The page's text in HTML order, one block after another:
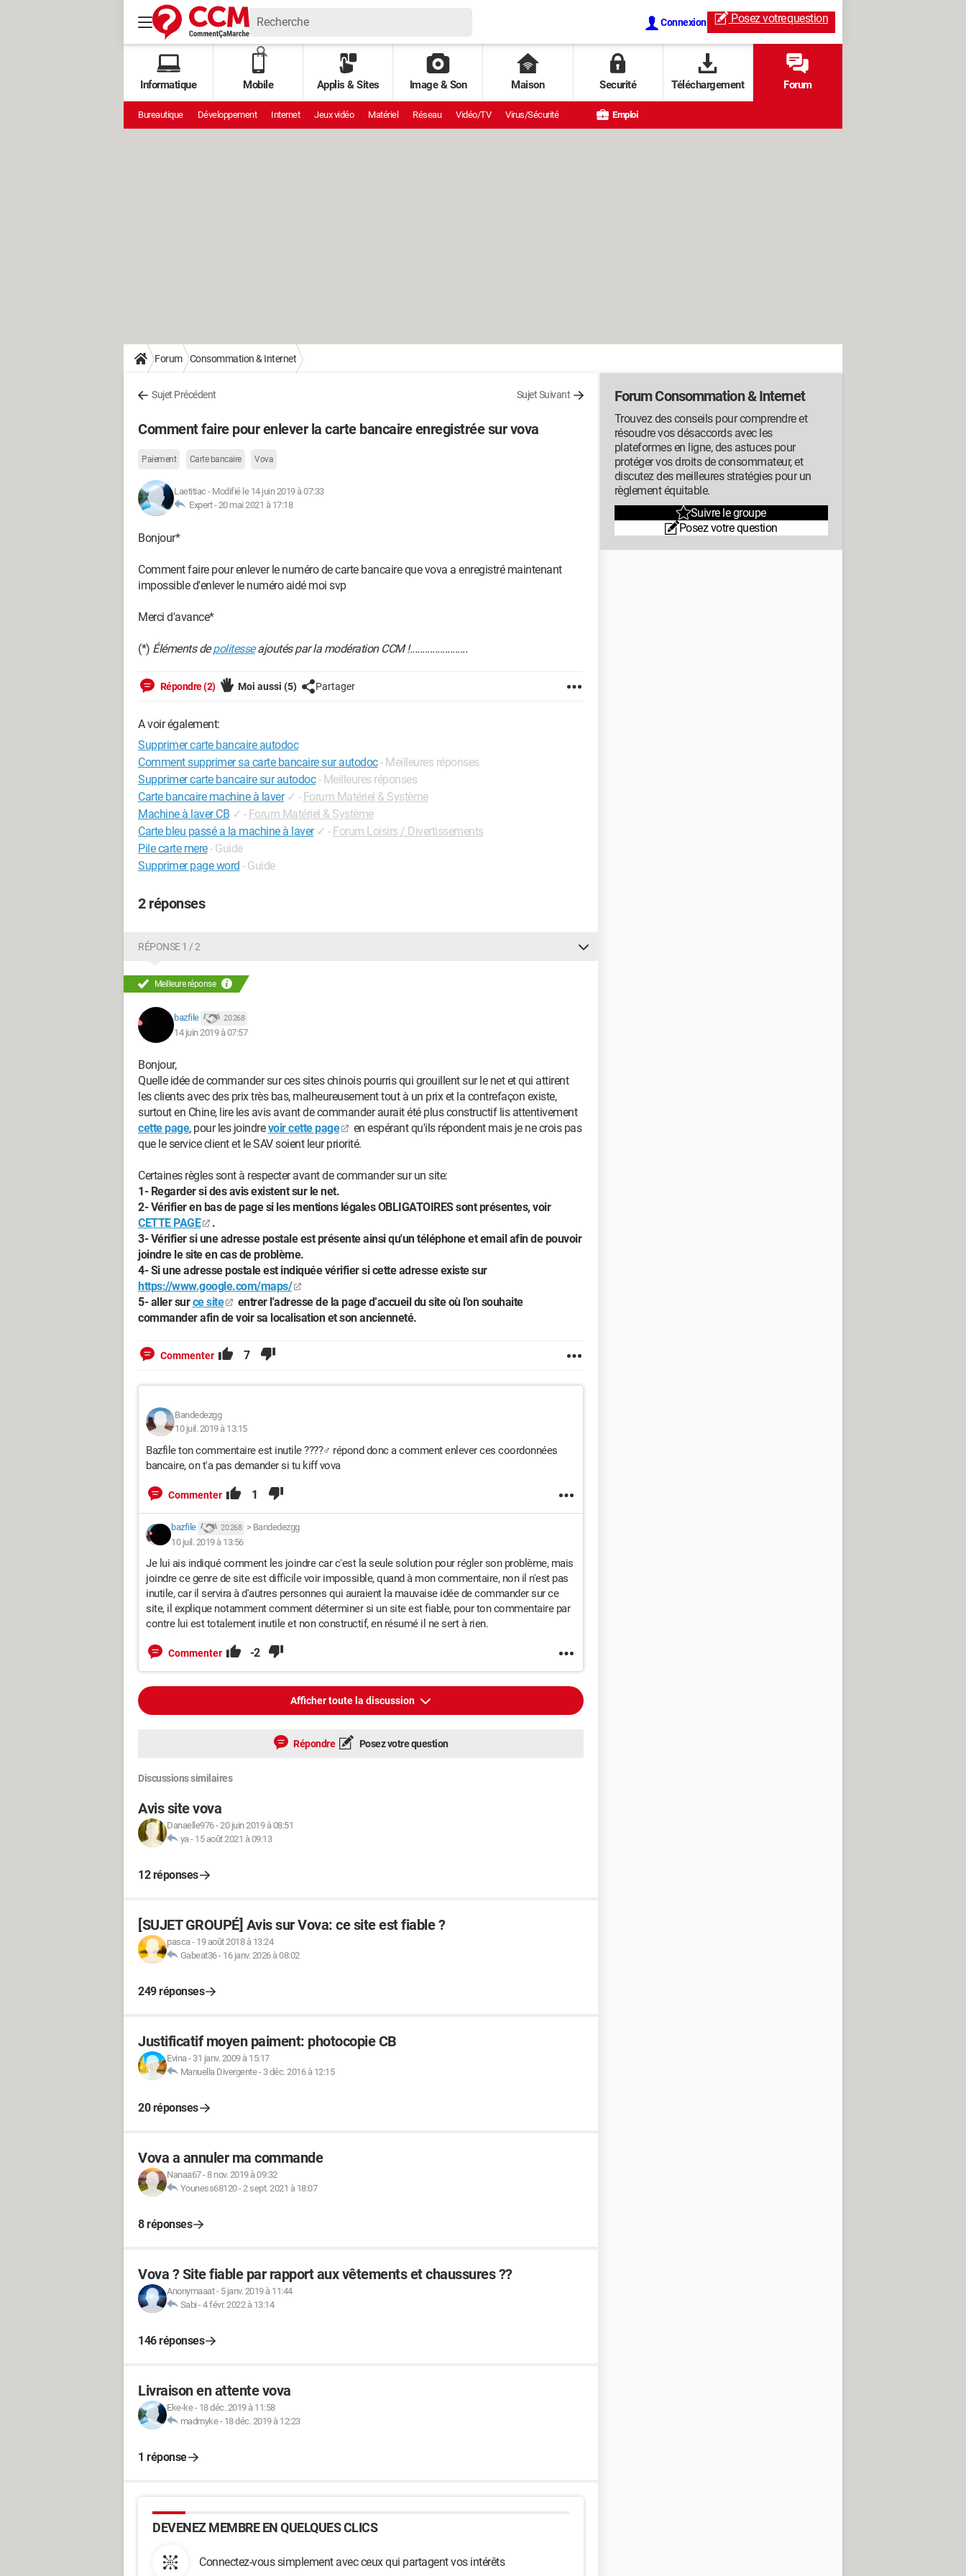
Connexion Posez votrequestion
Informatique Mobile Applis & Sites Image & Son Maison Securité Téléchargement Forum
Bureautique Développement Internet Jeux vidéo Matériel Réseau Vidéo/TV Virus/Sécurité Emploi
Forum Consommation & Internet
Sujet Précédent Sujet Suivant
Comment faire pour enlever la carte bancaire enregistrée sur vova
Paiement Carte bancaire Vova
Laetitiac - Modifié le 14 juin 2019 à 07:33
Expert -20 mai 2021 à 17:18
Bonjour*
Comment faire pour enlever le numéro de carte bancaire que vova a enregistré maintenant
impossible d'enlever le numéro aidé moi svp
Merci d'avance*
(*) Éléments depolitesseajoutés par la modération CCM !.......................
Répondre (2) Moi aussi (5) Partager
A voir également:
Supprimer carte bancaire autodoc
Comment supprimer sa carte bancaire sur autodoc- Meilleures réponses
Supprimer carte bancaire sur autodoc - Meilleures réponses
Carte bancaire machine à laver ✓ - Forum Matériel & Système
Machine à laver CB ✓ - Forum Matériel & Système
Carte bleu passé a la machine à laver ✓ - Forum Loisirs / Divertissements
Pile carte mere- Guide
Supprimer page word - Guide
2 réponses
RÉPONSE 1 / 2
Meilleure réponse
bazfile 20 268
14 juin 2019 à 07:57
Bonjour,
Quelle idée de commander sur ces sites chinois pourris qui grouillent sur le net et qui attirent
les clients avec des prix très bas, malheureusement tout à un prix et la contrefaçon existe,
surtout en Chine, lire les avis avant de commander aurait été plus constructif lis attentivement
cette page, pour les joindrevoir cette page
en espérant qu'ils répondent mais je ne crois pas
que le service client et le SAV soient leur priorité.
Certaines règles sont à respecter avant de commander sur un site:
1- Regarder si des avis existent sur le net.
2- Vérifier en bas de page si les mentions légales OBLIGATOIRES sont présentes, voir
CETTE PAGE
.
3- Vérifier si une adresse postale est présente ainsi qu'un téléphone et email afin de pouvoir
joindre le site en cas de problème.
4- Si une adresse postale est indiquée vérifier si cette adresse existe sur
https://www.google.com/maps/
5- aller surce site
entrer l'adresse de la page d’accueil du site où l'on souhaite
commander afin de voir sa localisation et son ancienneté.
Commenter 7
Bandedezgg
10 juil. 2019 à 13:15
Bazfile ton commentaire est inutile ????‍♂️ répond donc a comment enlever ces coordonnées
bancaire, on t'a pas demander si tu kiff vova
Commenter 1
bazfile 20 268 > Bandedezgg
10 juil. 2019 à 13:56
Je lui ais indiqué comment les joindre car c'est la seule solution pour régler son problème, mais
joindre ce genre de site est difficile voir impossible, quand à mon commentaire, non il n'est pas
inutile, car il servira à d'autres personnes qui auraient la mauvaise idée de commander sur ce
site, il explique notamment comment déterminer si un site est fiable, pour ton commentaire par
contre lui est totalement inutile et non constructif, en résumé il ne sert à rien.
Commenter -2
Afficher toute la discussion
Répondre Posez votre question
Discussions similaires
Avis site vova
Danaelle976-20 juin 2019 à 08:51
ya - 15 août 2021 à 09:13
12 réponses
[SUJET GROUPÉ] Avis sur Vova: ce site est fiable ?
pasca - 19 août 2018 à 13:24
Gabeat36- 16 janv. 2026 à 08:02
249 réponses
Justificatif moyen paiment: photocopie CB
Evina - 31 janv. 2009 à 15:17
Manuella Divergente- 3 déc. 2016 à 12:15
20 réponses
Vova a annuler ma commande
Nanaa67-8 nov. 2019 à 09:32
Youness68120-2 sept. 2021 à 18:07
8 réponses
Vova ? Site fiable par rapport aux vêtements et chaussures ??
Anonymaaat- 5 janv. 2019 à 11:44
Sabi -4 févr. 2022 à 13:14
146 réponses
Livraison en attente vova
Eke-ke- 18 déc. 2019 à 11:58
madmyke- 18 déc. 2019 à 12:23
1 réponse
DEVENEZ MEMBRE EN QUELQUES CLICS
Connectez-vous simplement avec ceux qui partagent vos intérêts
Forum Consommation & Internet
Trouvez des conseils pour comprendre et
résoudre vos désaccords avec les
plateformes en ligne, des astuces pour
protéger vos droits de consommateur, et
discutez des meilleures stratégies pour un
règlement équitable.
Suivre le groupe
Posez votre question